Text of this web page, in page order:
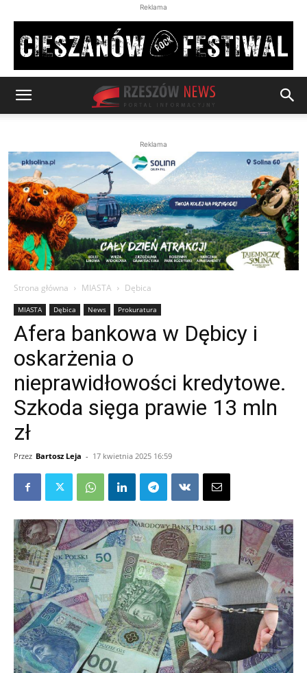
Reklama
Reklama
Strona główna MIASTA Dębica
MIASTA Dębica News Prokuratura
Afera bankowa w Dębicy i
oskarżenia o
nieprawidłowości kredytowe.
Szkoda sięga prawie 13 mln
zł
Przez Bartosz Leja - 17 kwietnia 2025 16:59